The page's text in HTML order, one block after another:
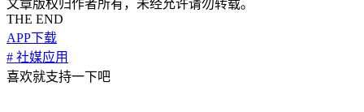
文章版权归作者所有，未经允许请勿转载。
THE END
APP下载
# 社媒应用
喜欢就支持一下吧